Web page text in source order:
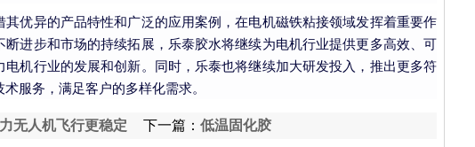
其优异的产品特性和广泛的应用案例，在电机磁铁粘接领域发挥着重要作
断进步和市场的持续拓展，乐泰胶水将继续为电机行业提供更多高效、可
电机行业的发展和创新。同时，乐泰也将继续加大研发投入，推出更多符
服务，满足客户的多样化需求。
下一篇： 低温固化胶
无人机飞行更稳定